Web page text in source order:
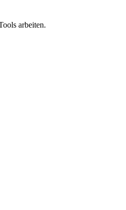
arbeiten.